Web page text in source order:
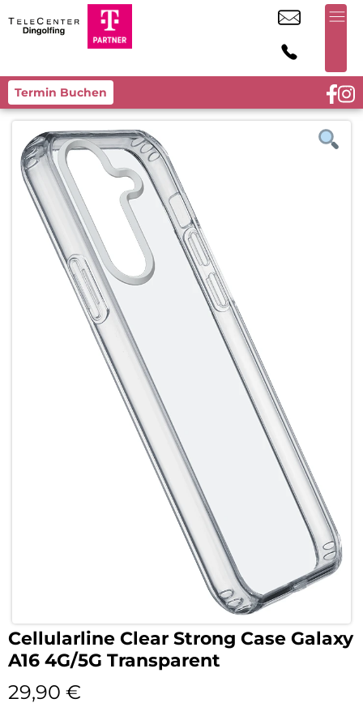
Termin Buchen
Cellularline Clear Strong Case Galaxy
A16 4G/5G Transparent
29,90 €